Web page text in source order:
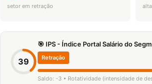
setor em retração
39
🎯 IPS - Índice Portal Salário do
Retração
Saldo: -3 • Rotatividade (intensidade de